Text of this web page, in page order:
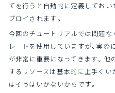
てを行うと自動的に定義してお
プロイされます。
今回のチュートリアルでは問題
レートを使用していますが、実
が非常に重要になってきます。他
するリソースは基本的に上手くい
はそうはいかないからです。